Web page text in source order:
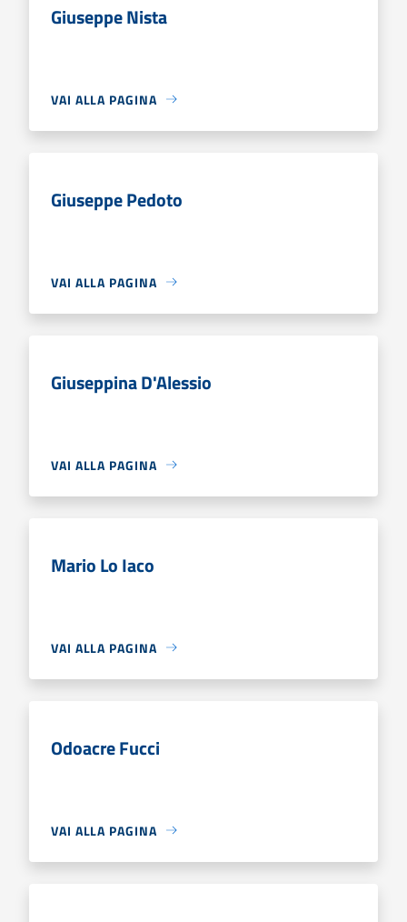
Giuseppe Nista
VAI ALLA PAGINA
Giuseppe Pedoto
VAI ALLA PAGINA
Giuseppina D'Alessio
VAI ALLA PAGINA
Mario Lo Iaco
VAI ALLA PAGINA
Odoacre Fucci
VAI ALLA PAGINA